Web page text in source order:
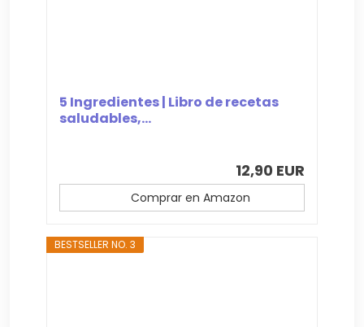
5 Ingredientes | Libro de recetas
saludables,...
12,90 EUR
Comprar en Amazon
BESTSELLER NO. 3